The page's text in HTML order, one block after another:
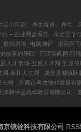
活小常识、养生食谱、养生
– 企业网盘系统 永定县估
数码咨询_电脑测评 清苑区
故事的乐园 菏泽泵阀网|行
人才市场-五原人才网-五原
网-泰和人才网 成安县城镇跃
公司
东莞市粤龙物业发展有
津和平区高华教育有限公司 -
京镜铨科技有限公司 RSS